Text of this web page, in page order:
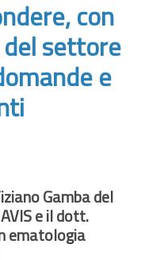
con
del settore
e
Gamba del
e il dott.
ematologia